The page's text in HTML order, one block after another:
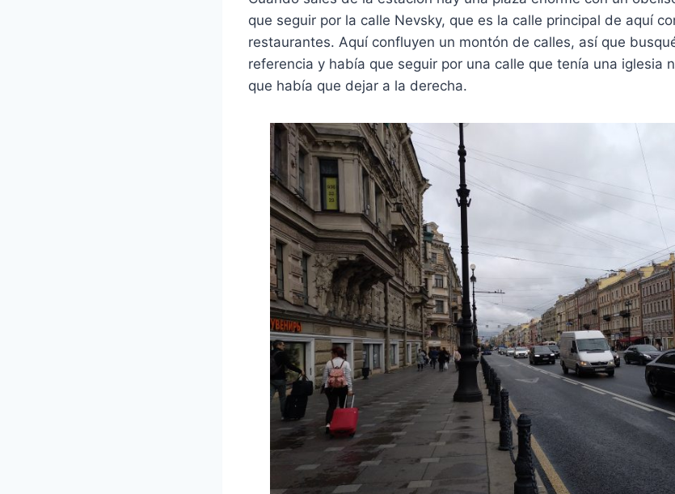
que seguir por la calle Nevsky, que es la calle principal de aquí
restaurantes. Aquí confluyen un montón de calles, así que
referencia y había que seguir por una calle que tenía una iglesia
que había que dejar a la derecha.